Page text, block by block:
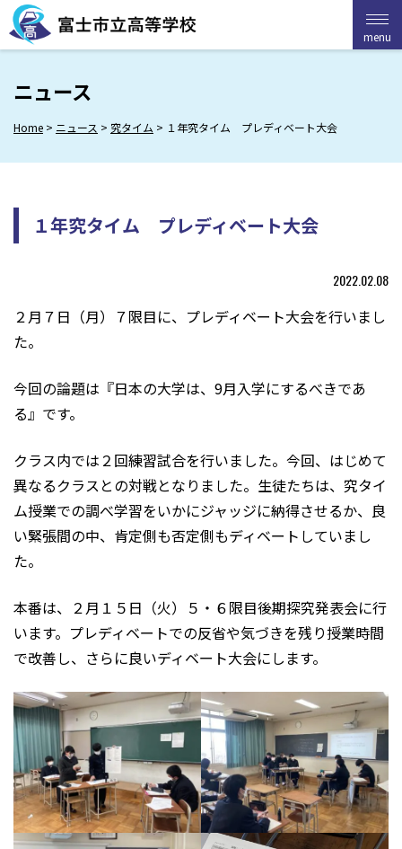
Skip
to
content
ニュース
Home > ニュース > 究タイム > １年究タイム プレディベート大会
１年究タイム プレディベート大会
2022.02.08
２月７日（月）７限目に、プレディベート大会を行いまし
た。
今回の論題は『日本の大学は、9月入学にするべきであ
る』です。
クラス内では２回練習試合を行いました。今回、はじめて
異なるクラスとの対戦となりました。生徒たちは、究タイ
ム授業での調べ学習をいかにジャッジに納得させるか、良
い緊張間の中、肯定側も否定側もディベートしていまし
た。
本番は、２月１５日（火）５・６限目後期探究発表会に行
います。プレディベートでの反省や気づきを残り授業時間
で改善し、さらに良いディベート大会にします。
menu
menu